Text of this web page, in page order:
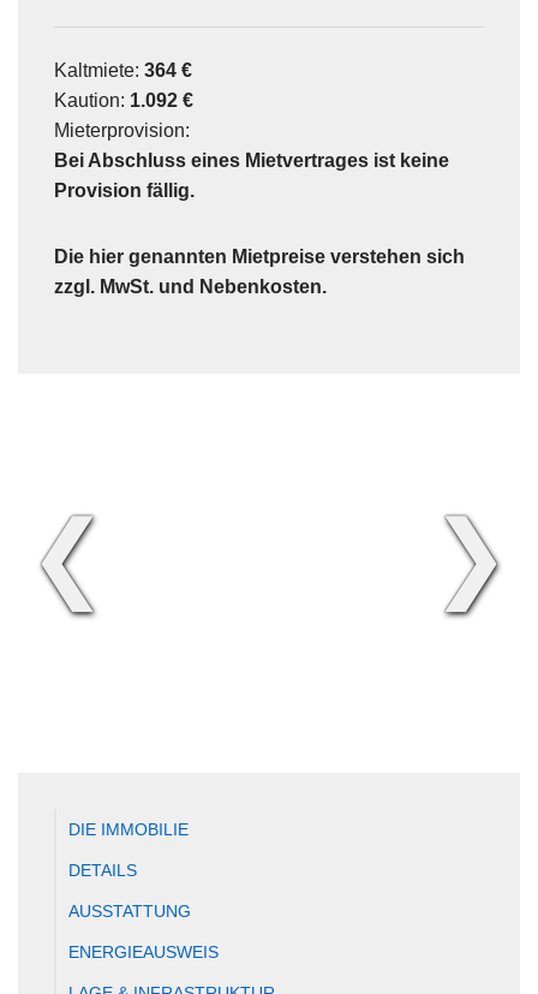
Kaltmiete: 364 €
Kaution: 1.092 €
Mieterprovision:
Bei Abschluss eines Mietvertrages ist keine
Provision fällig.
Die hier genannten Mietpreise verstehen sich
zzgl. MwSt. und Nebenkosten.
❮ ❯
DIE IMMOBILIE
DETAILS
AUSSTATTUNG
ENERGIEAUSWEIS